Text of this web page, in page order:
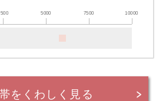
5000 7500 10000
をくわしく見る